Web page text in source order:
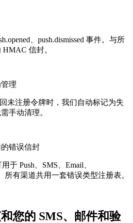
、push.dismissed 事件。与所
信封。
理
未注册令牌时，我们自动标记为失
手动清理。
错误信封
于 Push、SMS、Email、
所有渠道共用一套错误类型注册表。
您的 SMS、邮件和验